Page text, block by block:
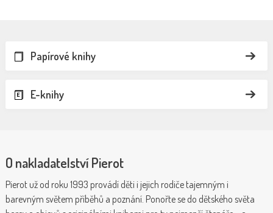
Papírové knihy
E-knihy
O nakladatelství Pierot
Pierot už od roku 1993 provádí děti i jejich rodiče tajemným i
barevným světem příběhů a poznání. Ponořte se do dětského světa